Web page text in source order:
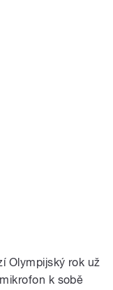
Olympijský rok už
k sobě